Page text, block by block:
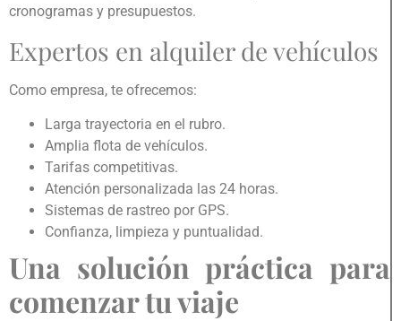
cronogramas y presupuestos.
Expertos en alquiler de vehículos
Como empresa, te ofrecemos:
Larga trayectoria en el rubro.
Amplia flota de vehículos.
Tarifas competitivas.
Atención personalizada las 24 horas.
Sistemas de rastreo por GPS.
Confianza, limpieza y puntualidad.
Una solución práctica para
comenzar tu viaje